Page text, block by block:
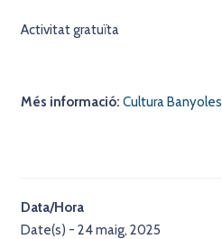
Activitat gratuïta
Més informació: Cultura Banyoles
Data/Hora
Date(s) - 24 maig, 2025